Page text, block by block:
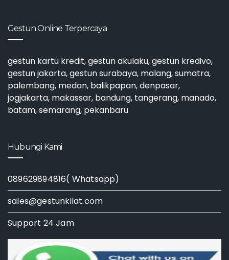
Gestun Online Terpercaya
gestun kartu kredit,gestun akulaku,gestun kredivo,
gestun jakarta,gestun surabaya, malang, sumatra,
palembang, medan, balikpapan, denpasar,
jogjakarta, makassar, bandung, tangerang, manado,
batam, semarang, pekanbaru
Hubungi Kami
089629894816( Whatsapp)
sales@gestunkilat.com
Support 24 Jam